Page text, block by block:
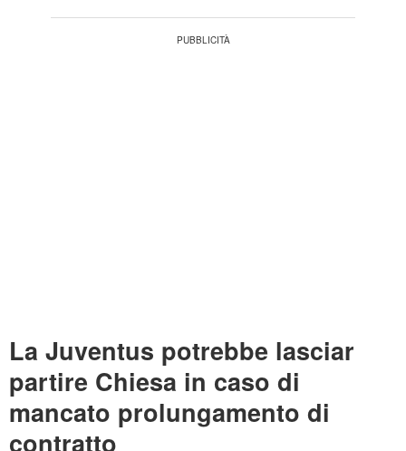
La Juventus potrebbe lasciar
partire Chiesa in caso di
mancato prolungamento di
contratto